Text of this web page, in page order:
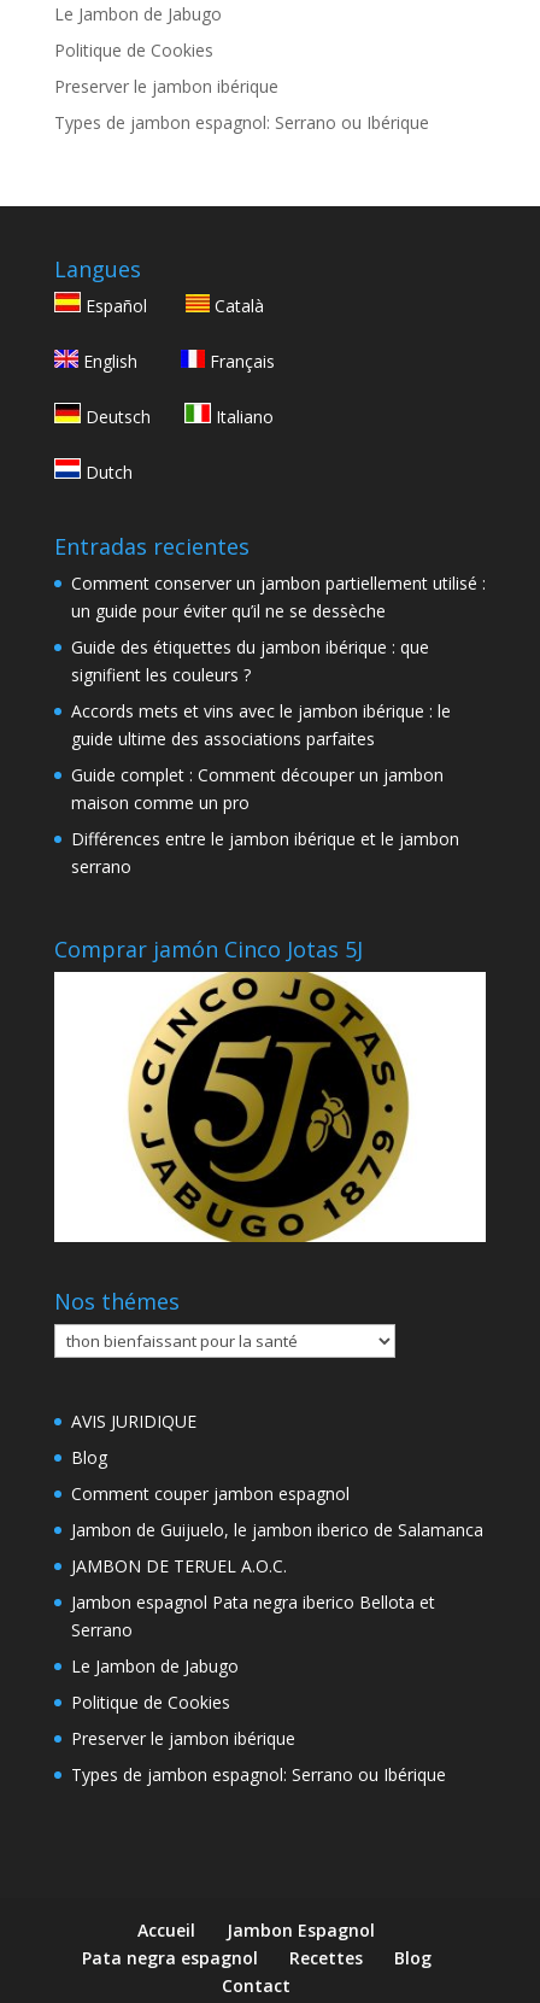
Le Jambon de Jabugo
Politique de Cookies
Preserver le jambon ibérique
Types de jambon espagnol: Serrano ou Ibérique
Langues
Español Català
English Français
Deutsch Italiano
Dutch
Entradas recientes
Comment conserver un jambon partiellement utilisé :
un guide pour éviter qu’il ne se dessèche
Guide des étiquettes du jambon ibérique : que
signifient les couleurs ?
Accords mets et vins avec le jambon ibérique : le
guide ultime des associations parfaites
Guide complet : Comment découper un jambon
maison comme un pro
Différences entre le jambon ibérique et le jambon
serrano
Comprar jamón Cinco Jotas 5J
Nos thémes
Nos
thémes
AVIS JURIDIQUE
Blog
Comment couper jambon espagnol
Jambon de Guijuelo, le jambon iberico de Salamanca
JAMBON DE TERUEL A.O.C.
Jambon espagnol Pata negra iberico Bellota et
Serrano
Le Jambon de Jabugo
Politique de Cookies
Preserver le jambon ibérique
Types de jambon espagnol: Serrano ou Ibérique
Accueil
Jambon Espagnol
Pata negra espagnol
Recettes
Blog
Contact